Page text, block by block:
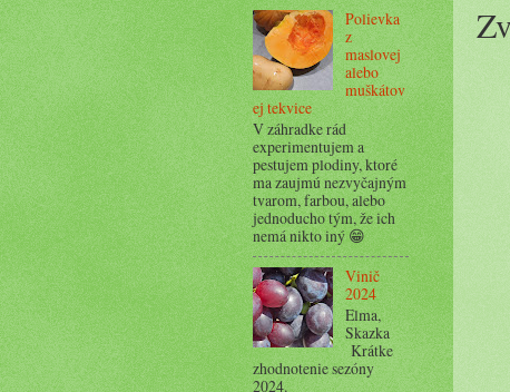
Polievka
z
maslovej
alebo
muškátov
ej tekvice
V záhradke rád
experimentujem a
pestujem plodiny, ktoré
ma zaujmú nezvyčajným
tvarom, farbou, alebo
jednoducho tým, že ich
nemá nikto iný 😁
Vinič
2024
Elma,
Skazka
Krátke
zhodnotenie sezóny
2024.